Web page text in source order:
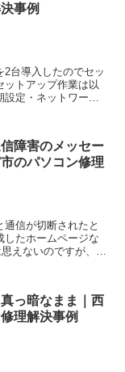
事例
台導入したのでセッ
ットアップ作業は以
定・ネットワーク
障害のメッセー
のパソコン修理
信が切断されたと
したホームページな
えないのですが、つ
っ暗なまま｜西
理解決事例